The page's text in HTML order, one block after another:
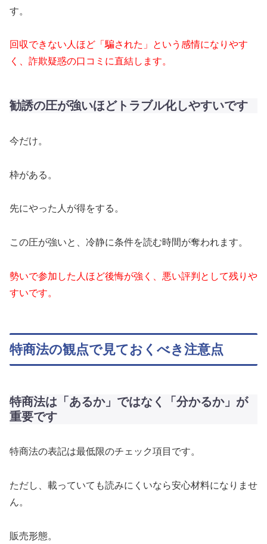
す。
回収できない人ほど「騙された」という感情になりやす
く、詐欺疑惑の口コミに直結します。
勧誘の圧が強いほどトラブル化しやすいです
今だけ。
枠がある。
先にやった人が得をする。
この圧が強いと、冷静に条件を読む時間が奪われます。
勢いで参加した人ほど後悔が強く、悪い評判として残りや
すいです。
特商法の観点で見ておくべき注意点
特商法は「あるか」ではなく「分かるか」が
重要です
特商法の表記は最低限のチェック項目です。
ただし、載っていても読みにくいなら安心材料になりませ
ん。
販売形態。